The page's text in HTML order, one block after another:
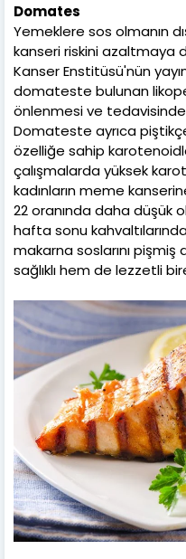
Domates
Yemeklere sos olmanın
kanseri riskini azaltmaya
Kanser Enstitüsü'nün
domateste bulunan
önlenmesi ve
Domateste ayrıca
özelliğe sahip
çalışmalarda yüksek
kadınların meme
22 oranında daha düşük
hafta sonu
makarna soslarını
sağlıklı hem de lezzetli